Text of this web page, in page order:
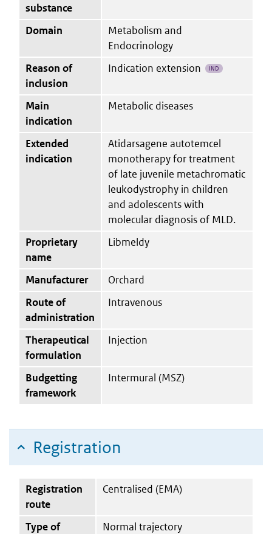
substance
Domain
Metabolism and
Endocrinology
Reason of
inclusion
Indication extension IND
Main
indication
Metabolic diseases
Extended
indication
Atidarsagene autotemcel
monotherapy for treatment
of late juvenile metachromatic
leukodystrophy in children
and adolescents with
molecular diagnosis of MLD.
Proprietary
name
Libmeldy
Manufacturer
Orchard
Route of
administration
Intravenous
Therapeutical
formulation
Injection
Budgetting
framework
Intermural (MSZ)
Registration
Registration
route
Centralised (EMA)
Type of
Normal trajectory